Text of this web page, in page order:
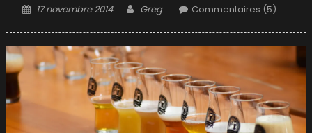
Posted
17 novembre 2014 Author
Greg Commentaires (5)